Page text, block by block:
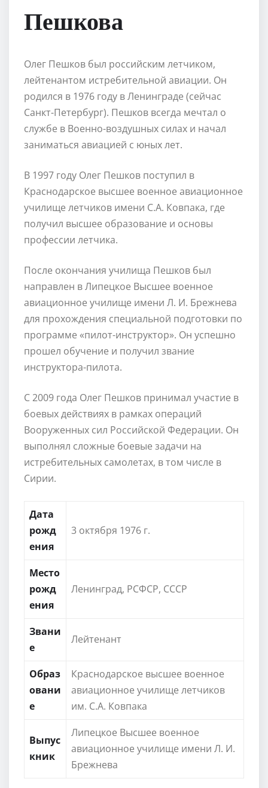
Пешкова
Олег Пешков был российским летчиком,
лейтенантом истребительной авиации. Он
родился в 1976 году в Ленинграде (сейчас
Санкт-Петербург). Пешков всегда мечтал о
службе в Военно-воздушных силах и начал
заниматься авиацией с юных лет.
В 1997 году Олег Пешков поступил в
Краснодарское высшее военное авиационное
училище летчиков имени С.А. Ковпака, где
получил высшее образование и основы
профессии летчика.
После окончания училища Пешков был
направлен в Липецкое Высшее военное
авиационное училище имени Л. И. Брежнева
для прохождения специальной подготовки по
программе «пилот-инструктор». Он успешно
прошел обучение и получил звание
инструктора-пилота.
С 2009 года Олег Пешков принимал участие в
боевых действиях в рамках операций
Вооруженных сил Российской Федерации. Он
выполнял сложные боевые задачи на
истребительных самолетах, в том числе в
Сирии.
Дата
рожд
ения
3 октября 1976 г.
Место
рожд
ения
Ленинград, РСФСР, СССР
Звани
е
Лейтенант
Образ
овани
е
Краснодарское высшее военное
авиационное училище летчиков
им. С.А. Ковпака
Выпус
кник
Липецкое Высшее военное
авиационное училище имени Л. И.
Брежнева